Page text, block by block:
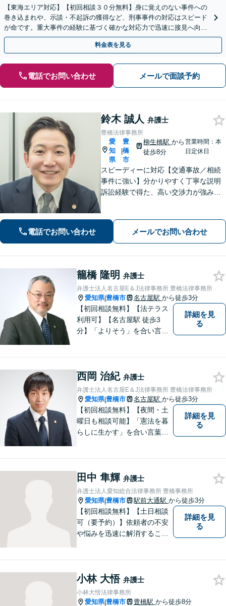
【東海エリア対応】【初回相談３０分無料】身に覚えのない事件への
巻き込まれや、示談・不起訴の獲得など、刑事事件の対応はスピード
が命です。重大事件の経験に基づく確かな対応力で迅速に接見へ向か
います。ご家族からのご相談も可能。LINE予約可。
料金表を見る
電話でお問い合わせ メールで面談予約
鈴木 誠人 弁護士
豊橋法律事務所
愛
知
県
|
豊
橋
市
柳生橋駅 から
徒歩8分
営業時間：本
日定休日
スピーディーに対応【交通事故／相続
事件に強い】分かりやすく丁寧な説明
訴訟経験で得た、高い交渉力が強みで
います。完全個室
電話でお問い合わせ メールでお問い合わせ
籠橋 隆明 弁護士
弁護士法人名古屋E＆J法律事務所 豊橋法律事務所
愛知県|豊橋市 名古屋駅 から徒歩3分
【初回相談無料】【法テラス
利用可】【名古屋駅 徒歩3
分】「よりそう」を合い言葉
応対をさせていただきます。
お気軽にご相談ください。
詳細を見
る
西岡 治紀 弁護士
弁護士法人名古屋E＆J法律事務所 豊橋法律事務所
愛知県|豊橋市 名古屋駅 から徒歩3分
【初回相談無料】【夜間・土
曜日も相談可能】「憲法を暮
らしに生かす」を合い言葉
がら、尽力させていただきま
すので、お気軽にお問い合わ
せ下さい。
詳細を見
る
田中 隼輝 弁護士
弁護士法人愛知総合法律事務所 豊橋事務所
愛知県|豊橋市 駅前大通駅 から徒歩3分
【初回相談無料】【土日相談
可（要予約）】依頼者の不安
や悩みを迅速に解消すること
気軽に相談できるように、謙
虚で親しみやすい弁護士を目
指しています。【駅前大通駅3
詳細を見
る
小林 大悟 弁護士
小林大悟法律事務所
愛知県|豊橋市 豊橋駅 から徒歩8分